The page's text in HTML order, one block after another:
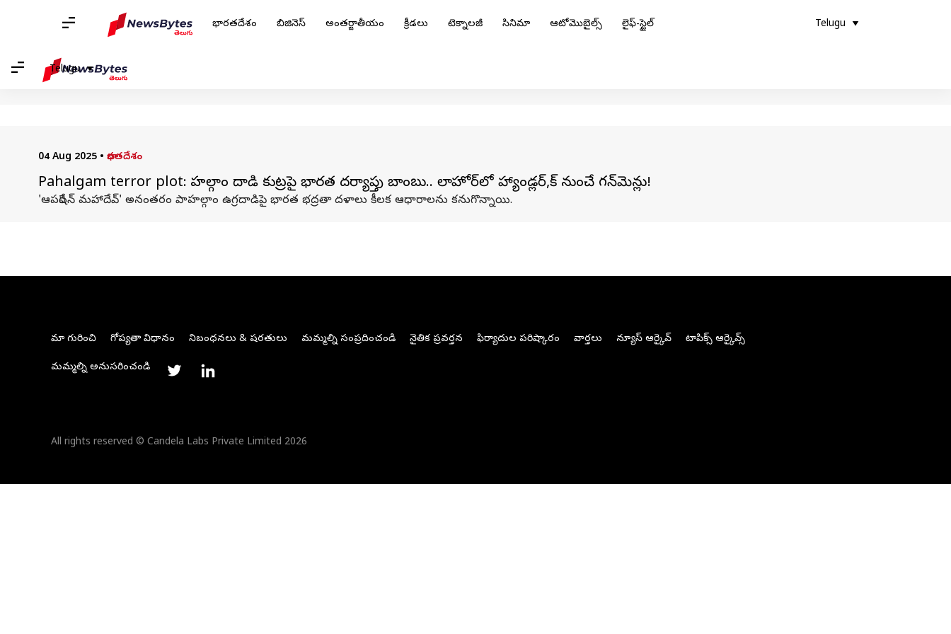
భారతదేశం బిజినెస్ అంతర్జాతీయం క్రీడలు టెక్నాలజీ సినిమా ఆటోమొబైల్స్ లైఫ్-స్టైల్ Telugu
Telugu
వార్తలు భారతదేశం వార్తలు / ఆపరేషన్ మహాదేవ్
ఆపరేషన్ మహాదేవ్: వార్తలు
04 Aug 2025 • భారతదేశం
Pahalgam terror plot: పాహల్గాం దాడి కుట్రపై భారత దర్యాప్తు బాంబు.. లాహోర్‌లో హ్యాండ్లర్,పాక్‌ నుంచే గన్‌మెన్లు!
'ఆపరేషన్ మహాదేవ్' అనంతరం పాహల్గాం ఉగ్రదాడిపై భారత భద్రతా దళాలు కీలక ఆధారాలను కనుగొన్నాయి.
మా గురించి గోప్యతా విధానం నిబంధనలు & షరతులు మమ్మల్ని సంప్రదించండి నైతిక ప్రవర్తన ఫిర్యాదుల పరిష్కారం వార్తలు న్యూస్ ఆర్కైవ్ టాపిక్స్ ఆర్కైవ్స్
మమ్మల్ని అనుసరించండి
All rights reserved © Candela Labs Private Limited 2026